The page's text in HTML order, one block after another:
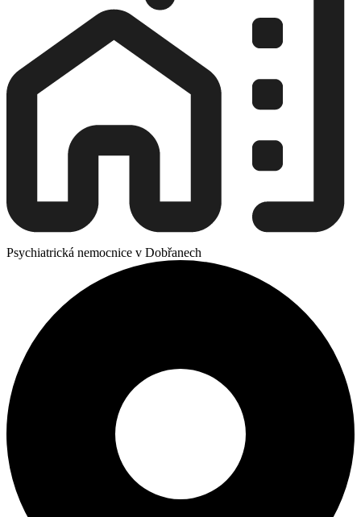
Psychiatrická nemocnice v Dobřanech